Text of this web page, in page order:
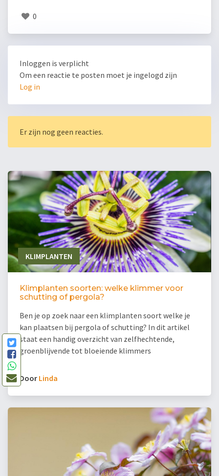
0
Inloggen is verplicht
Om een reactie te posten moet je ingelogd zijn
Log in
Er zijn nog geen reacties.
KLIMPLANTEN
Klimplanten soorten: welke klimmer voor
schutting of pergola?
Ben je op zoek naar een klimplanten soort welke je
kan plaatsen bij pergola of schutting? In dit artikel
staat een handig overzicht van zelfhechtende,
groenblijvende tot bloeiende klimmers
Door Linda